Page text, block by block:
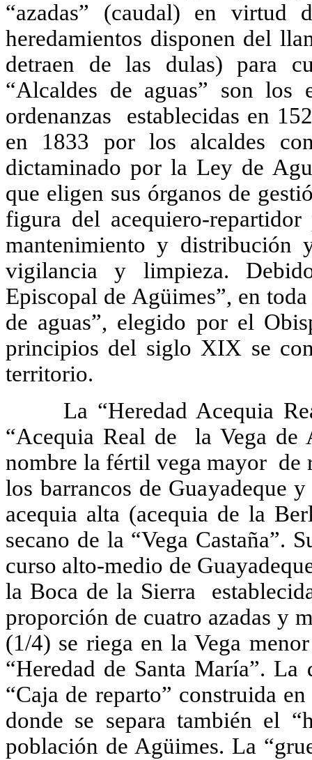
“azadas” (caudal) en virtud
heredamientos disponen del
detraen de las dulas) para
“Alcaldes de aguas” son los
ordenanzas establecidas en
en 1833 por los alcaldes
dictaminado por la Ley de
que eligen sus órganos de
figura del acequiero-
mantenimiento y
vigilancia y limpieza.
Episcopal de Agüimes”, en
de aguas”, elegido por el
principios del siglo XIX se
territorio.
La “Heredad Acequia
“Acequia Real de la Vega de
nombre la fértil vega mayor de
los barrancos de Guayadeque
acequia alta (acequia de la
secano de la “Vega Castaña”.
curso alto-medio de
la Boca de la Sierra
proporción de cuatro azadas y
(1/4) se riega en la Vega
“Heredad de Santa María”.
“Caja de reparto” construida
donde se separa también el
población de Agüimes. La